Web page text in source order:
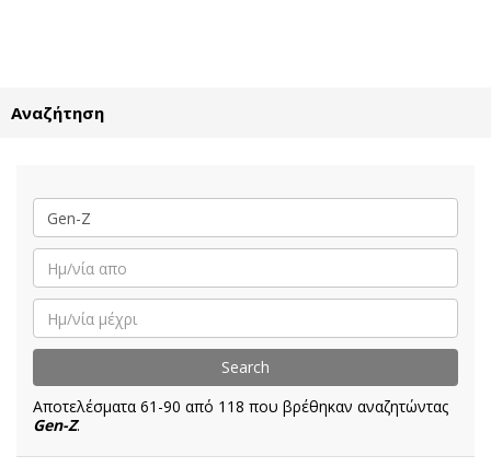
Κύπρος
Παιδεία
Υγεία
Πολιτική
Βουλευτικές 2026
Εκλογές 2024
Προεδρικές 2023
Αρθρογραφία
The Hill
Αγγελίες
Ενοικιάζονται
Πωλούνται
Αναζήτηση
Αποτελέσματα 61-90 από 118 που βρέθηκαν αναζητώντας
Gen-Z.